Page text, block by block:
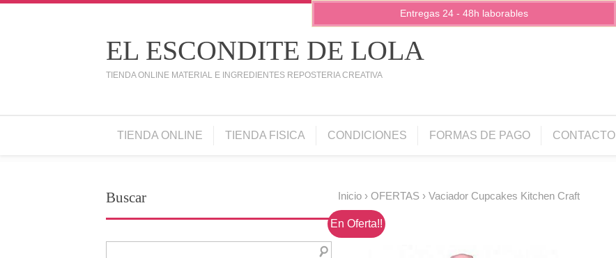
EL ESCONDITE DE LOLA
TIENDA ONLINE MATERIAL E INGREDIENTES REPOSTERIA CREATIVA
TIENDA ONLINE TIENDA FISICA CONDICIONES FORMAS DE PAGO CONTACTO
Inicio› OFERTAS› Vaciador Cupcakes Kitchen Craft
En Oferta!!
Buscar
Entregas 24 - 48h laborables